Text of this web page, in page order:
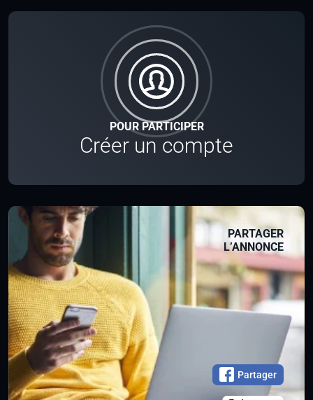
POUR PARTICIPER
Créer un compte
PARTAGER
L’ANNONCE
Partager